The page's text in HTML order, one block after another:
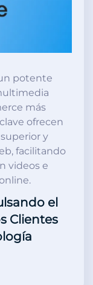
potente
más
ofrecen
y
facilitando
videos e
el
Clientes